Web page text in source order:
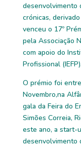
desenvolvimento
crónicas,
venceu o 17º
pela Associação
com apoio do
Profissional (IEFP).
O prémio foi
Novembro,na
gala da Feira do
Simões Correia,
este ano, a start-
desenvolvimento